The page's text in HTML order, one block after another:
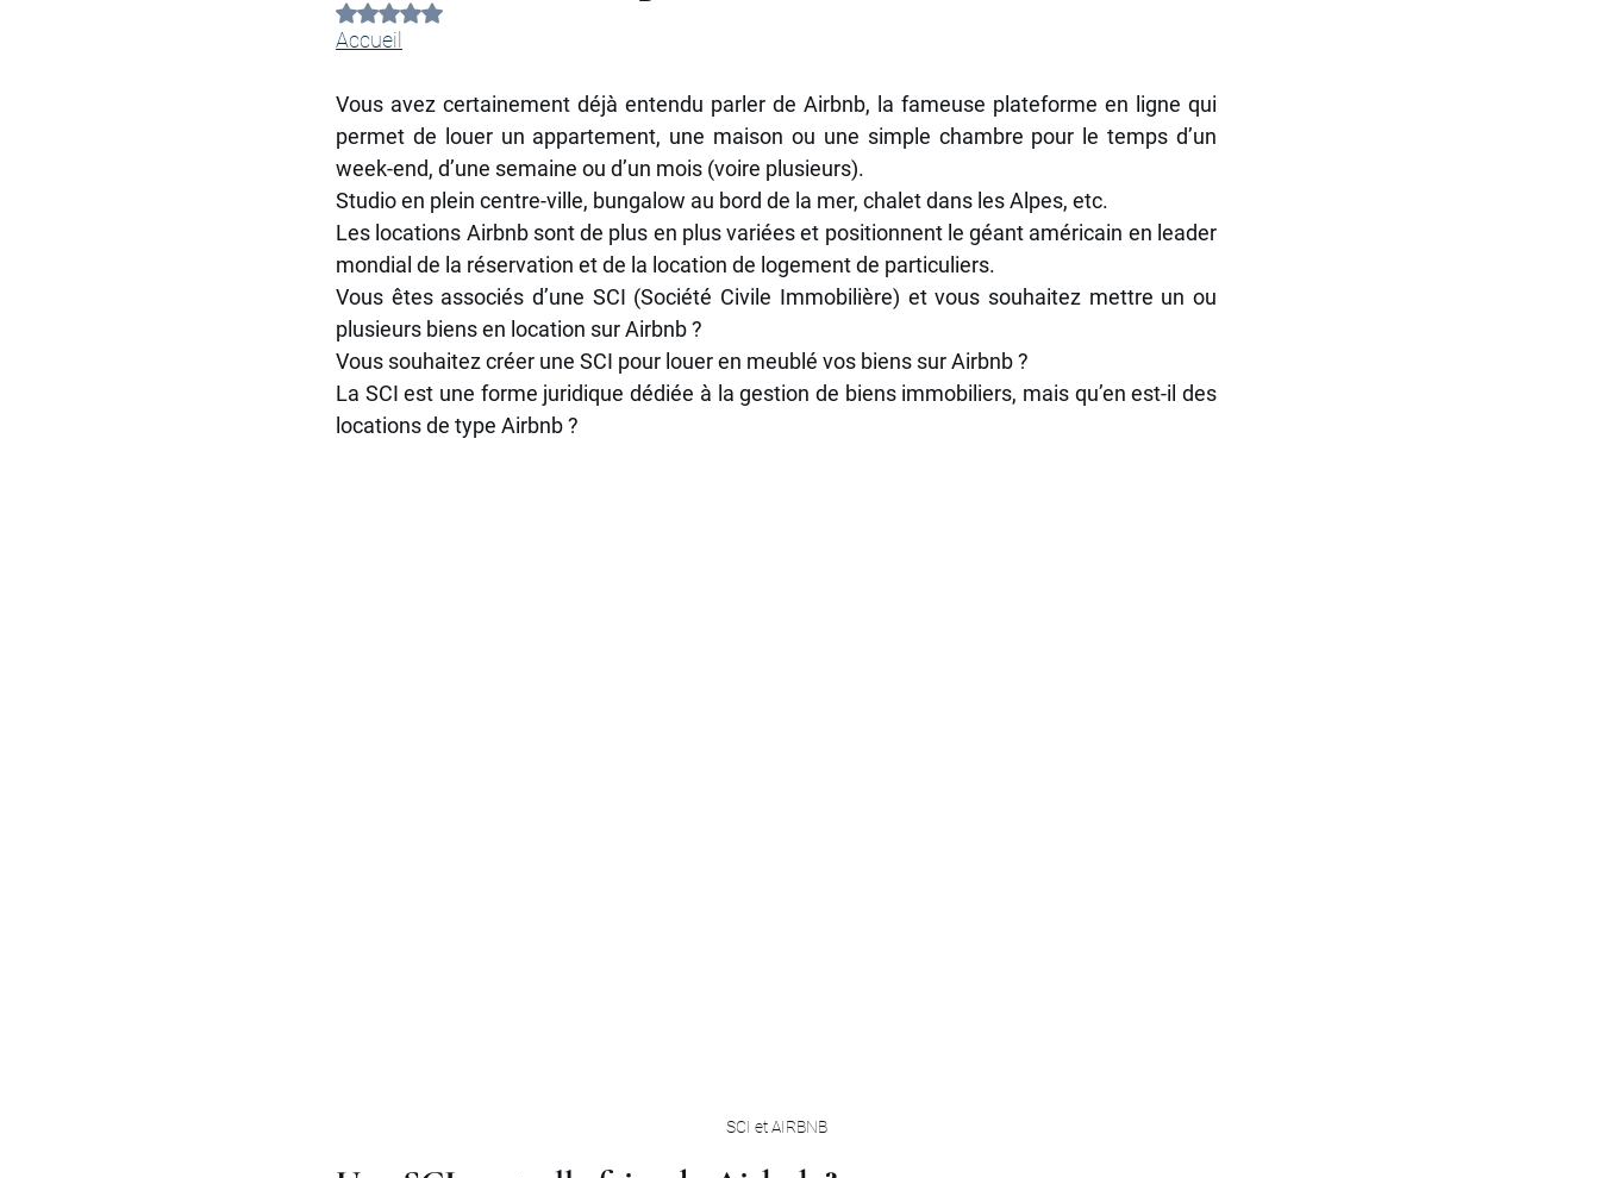
CONSEILLER FINANCIER PER TNS SCPI PATRIMONIALES PER EPARGNE SALARIALE
CONSEILLER FINANCIER AMIENS GESTION PATRIMOINE AMIENS PSYCHOLOGIE FINANCIERE
BILAN PATRIMONIAL ACCOMPAGNEMENT PATRIMONIAL STRUCTURATION DU PATRIMOINE
BILAN PATRIMONIAL COMPORTEMENTAL CONSTITUTION EPARGNE TRANSMISSION D'ENTREPRISE AMIENS
Noté NaN étoiles sur 5.
Accueil
Vous avez certainement déjà entendu parler de Airbnb, la fameuse plateforme en ligne qui
permet de louer un appartement, une maison ou une simple chambre pour le temps d’un
week-end, d’une semaine ou d’un mois (voire plusieurs).
Studio en plein centre-ville, bungalow au bord de la mer, chalet dans les Alpes, etc.
Les locations Airbnb sont de plus en plus variées et positionnent le géant américain en leader
mondial de la réservation et de la location de logement de particuliers.
Vous êtes associés d’une SCI (Société Civile Immobilière) et vous souhaitez mettre un ou
plusieurs biens en location sur Airbnb ?
Vous souhaitez créer une SCI pour louer en meublé vos biens sur Airbnb ?
La SCI est une forme juridique dédiée à la gestion de biens immobiliers, mais qu’en est-il des
locations de type Airbnb ?
SCI et AIRBNB